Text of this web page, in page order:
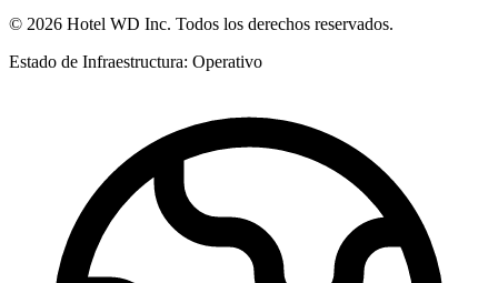
© 2026 Hotel WD Inc. Todos los derechos reservados.
Estado de Infraestructura: Operativo